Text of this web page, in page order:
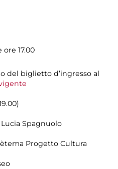
17.00
del biglietto d’ingresso al
Spagnuolo
Progetto Cultura